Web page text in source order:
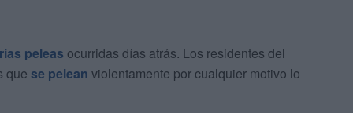
peleas ocurridas días atrás. Los residentes del
que se pelean violentamente por cualquier motivo lo